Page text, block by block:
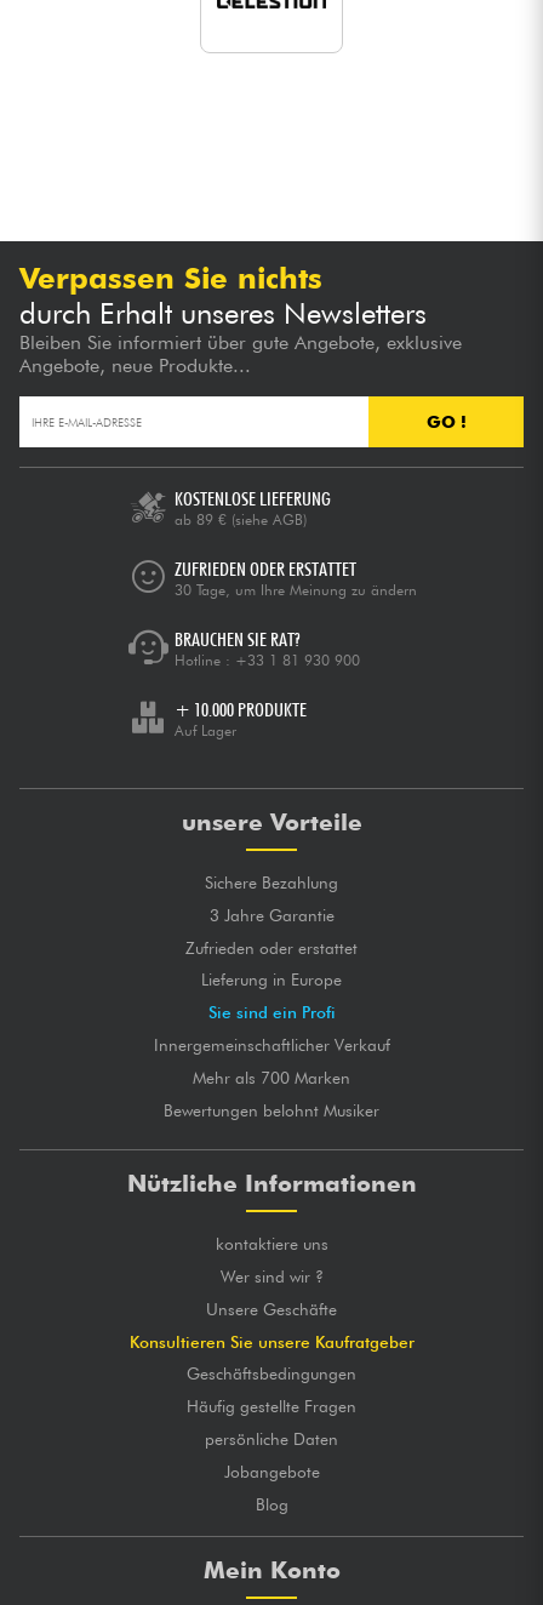
Verpassen Sie nichts
durch Erhalt unseres Newsletters
Bleiben Sie informiert über gute Angebote, exklusive
Angebote, neue Produkte...
GO !
KOSTENLOSE LIEFERUNG
ab 89 € (siehe AGB)
ZUFRIEDEN ODER ERSTATTET
30 Tage, um Ihre Meinung zu ändern
BRAUCHEN SIE RAT?
Hotline : +33 1 81 930 900
+ 10.000 PRODUKTE
Auf Lager
unsere Vorteile
Sichere Bezahlung
3 Jahre Garantie
Zufrieden oder erstattet
Lieferung in Europe
Sie sind ein Profi
Innergemeinschaftlicher Verkauf
Mehr als 700 Marken
Bewertungen belohnt Musiker
Nützliche Informationen
kontaktiere uns
Wer sind wir ?
Unsere Geschäfte
Konsultieren Sie unsere Kaufratgeber
Geschäftsbedingungen
Häufig gestellte Fragen
persönliche Daten
Jobangebote
Blog
Mein Konto